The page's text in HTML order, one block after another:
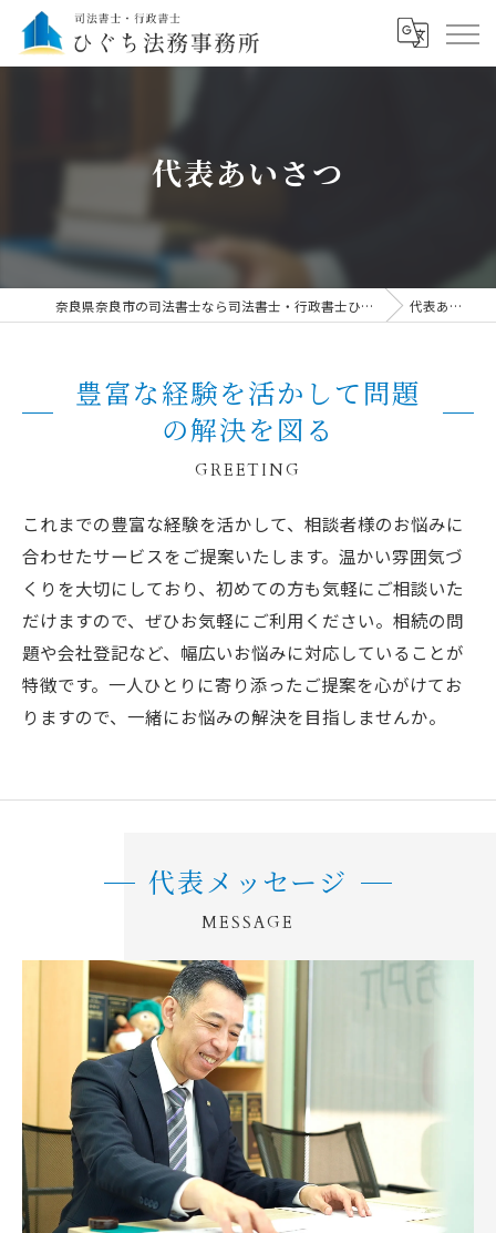
代表あいさつ
奈良県奈良市の司法書士なら司法書士・行政書士ひぐち法務事務所 代表あいさつ
豊富な経験を活かして問題
の解決を図る
GREETING
これまでの豊富な経験を活かして、相談者様のお悩みに
合わせたサービスをご提案いたします。温かい雰囲気づ
くりを大切にしており、初めての方も気軽にご相談いた
だけますので、ぜひお気軽にご利用ください。相続の問
題や会社登記など、幅広いお悩みに対応していることが
特徴です。一人ひとりに寄り添ったご提案を心がけてお
りますので、一緒にお悩みの解決を目指しませんか。
代表メッセージ
MESSAGE